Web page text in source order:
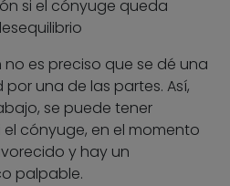
si el cónyuge queda
es preciso que se dé una
una de las partes. Así,
se puede tener
cónyuge, en el momento
y hay un
palpable.